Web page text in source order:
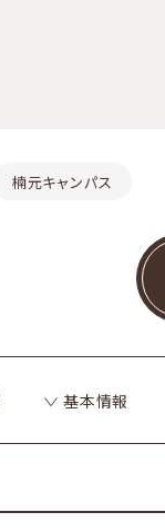
楠元キャンパス
基本情報